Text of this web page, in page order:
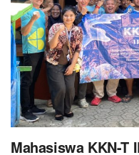
Mahasiswa KKN-T